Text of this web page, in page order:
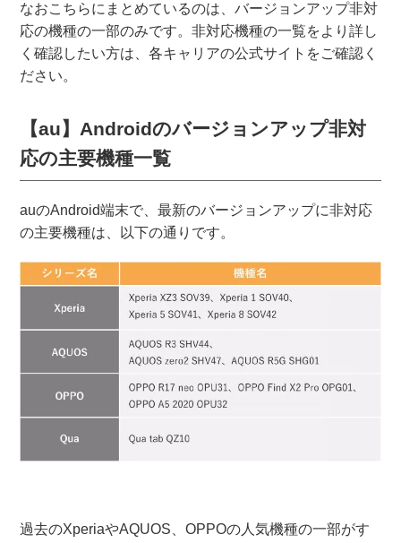
なおこちらにまとめているのは、バージョンアップ非対
応の機種の一部のみです。非対応機種の一覧をより詳し
く確認したい方は、各キャリアの公式サイトをご確認く
ださい。
【au】Androidのバージョンアップ非対
応の主要機種一覧
auのAndroid端末で、最新のバージョンアップに非対応
の主要機種は、以下の通りです。
過去のXperiaやAQUOS、OPPOの人気機種の一部がす